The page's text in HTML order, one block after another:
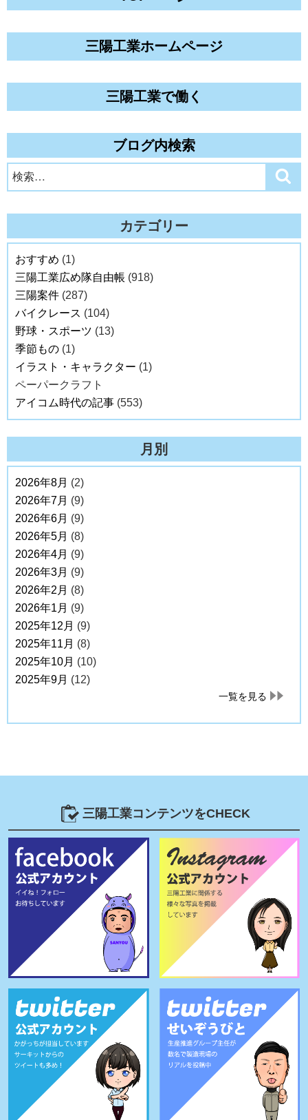
三陽工業ホームページ
三陽工業で働く
ブログ内検索
検
索:
カテゴリー
おすすめ (1)
三陽工業広め隊自由帳 (918)
三陽案件 (287)
バイクレース (104)
野球・スポーツ (13)
季節もの (1)
イラスト・キャラクター (1)
ペーパークラフト
アイコム時代の記事 (553)
月別
2026年8月 (2)
2026年7月 (9)
2026年6月 (9)
2026年5月 (8)
2026年4月 (9)
2026年3月 (9)
2026年2月 (8)
2026年1月 (9)
2025年12月 (9)
2025年11月 (8)
2025年10月 (10)
2025年9月 (12)
一覧を見る
三陽工業コンテンツをCHECK